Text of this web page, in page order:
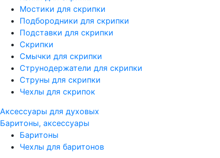
Мостики для скрипки
Подбородники для скрипки
Подставки для скрипки
Скрипки
Смычки для скрипки
Струнодержатели для скрипки
Струны для скрипки
Чехлы для скрипок
Аксессуары для духовых
Баритоны, аксессуары
Баритоны
Чехлы для баритонов